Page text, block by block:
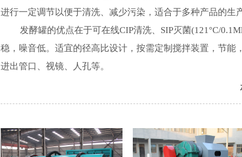
进行一定调节以便于清洗、减少污染，适合于多种产品的生
发酵罐的优点在于可在线CIP清洗、SIP灭菌(121°C/
稳，噪音低。适宜的径高比设计，按需定制搅拌装置，节
进出管口、视镜、人孔等。